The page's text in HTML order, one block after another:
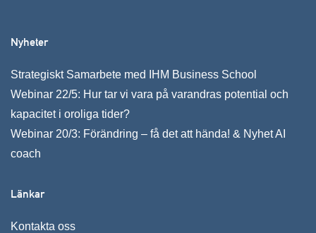
Nyheter
Strategiskt Samarbete med IHM Business School
Webinar 22/5: Hur tar vi vara på varandras potential och
kapacitet i oroliga tider?
Webinar 20/3: Förändring – få det att hända! & Nyhet AI
coach
Länkar
Kontakta oss